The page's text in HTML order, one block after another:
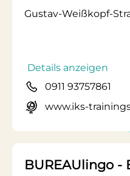
Gustav-Weißkopf-
Details anzeigen
0911 93757861
www.iks-
BUREAUlingo -